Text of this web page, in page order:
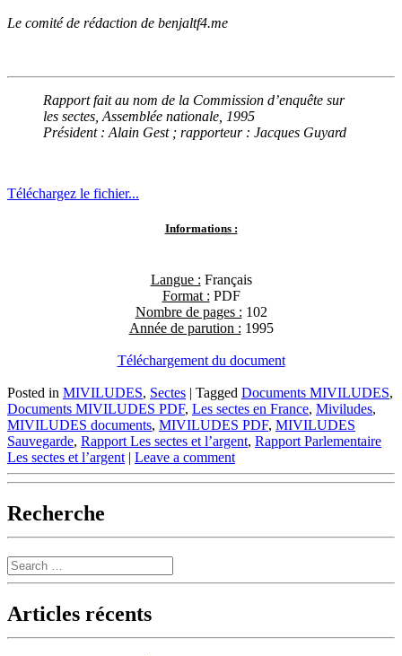
Le comité de rédaction de benjaltf4.me
Rapport fait au nom de la Commission d’enquête sur
les sectes, Assemblée nationale, 1995
Président : Alain Gest ; rapporteur : Jacques Guyard
Téléchargez le fichier...
Informations :
Langue : Français
Format : PDF
Nombre de pages : 102
Année de parution : 1995
Téléchargement du document
Posted in MIVILUDES, Sectes Tagged Documents MIVILUDES,
Documents MIVILUDES PDF, Les sectes en France, Miviludes,
MIVILUDES documents, MIVILUDES PDF, MIVILUDES
Sauvegarde, Rapport Les sectes et l’argent, Rapport Parlementaire
Les sectes et l’argent
Leave a comment
Recherche
Search
Articles récents